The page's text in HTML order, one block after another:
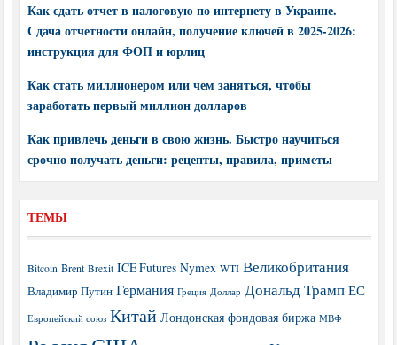
Как сдать отчет в налоговую по интернету в Украине.
Сдача отчетности онлайн, получение ключей в 2025-2026:
инструкция для ФОП и юрлиц
Как стать миллионером или чем заняться, чтобы
заработать первый миллион долларов
Как привлечь деньги в свою жизнь. Быстро научиться
срочно получать деньги: рецепты, правила, приметы
ТЕМЫ
Bitcoin Brent Brexit ICE Futures Nymex WTI Великобритания
Владимир Путин Германия Греция Доллар Дональд Трамп ЕС
Европейский союз Китай Лондонская фондовая биржа МВФ